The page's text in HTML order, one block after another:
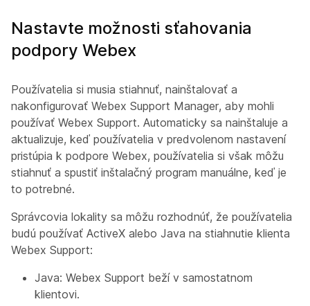
Nastavte možnosti sťahovania
podpory Webex
Používatelia si musia stiahnuť, nainštalovať a
nakonfigurovať Webex Support Manager, aby mohli
používať Webex Support. Automaticky sa nainštaluje a
aktualizuje, keď používatelia v predvolenom nastavení
pristúpia k podpore Webex, používatelia si však môžu
stiahnuť a spustiť inštalačný program manuálne, keď je
to potrebné.
Správcovia lokality sa môžu rozhodnúť, že používatelia
budú používať ActiveX alebo Java na stiahnutie klienta
Webex Support:
Java: Webex Support beží v samostatnom
klientovi.